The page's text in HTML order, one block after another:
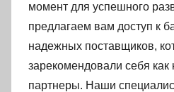
момент для успешного
предлагаем вам доступ к
надежных поставщиков,
зарекомендовали себя как
партнеры. Наши